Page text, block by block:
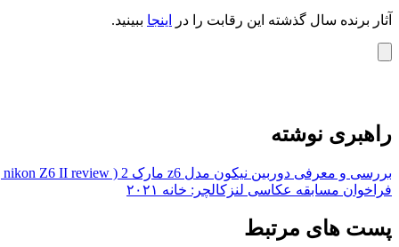
آثار برنده سال گذشته این رقابت را در اینجا ببینید.
راهبری نوشته
بررسی و معرفی دوربین نیکون مدل z6 مارک 2 ( nikon Z6 II review )
فراخوان مسابقه عکاسی لنزکالچر: خانه ۲۰۲۱
پست های مرتبط